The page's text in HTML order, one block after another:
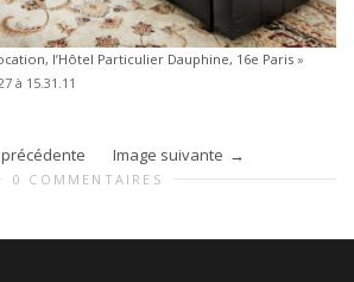
l’Hôtel Particulier Dauphine, 16e Paris »
à 15.31.11
Image suivante
0 COMMENTAIRES